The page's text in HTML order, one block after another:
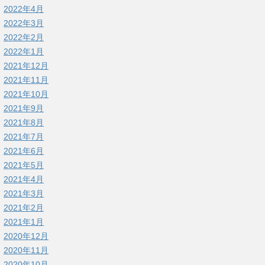
2022年4月
2022年3月
2022年2月
2022年1月
2021年12月
2021年11月
2021年10月
2021年9月
2021年8月
2021年7月
2021年6月
2021年5月
2021年4月
2021年3月
2021年2月
2021年1月
2020年12月
2020年11月